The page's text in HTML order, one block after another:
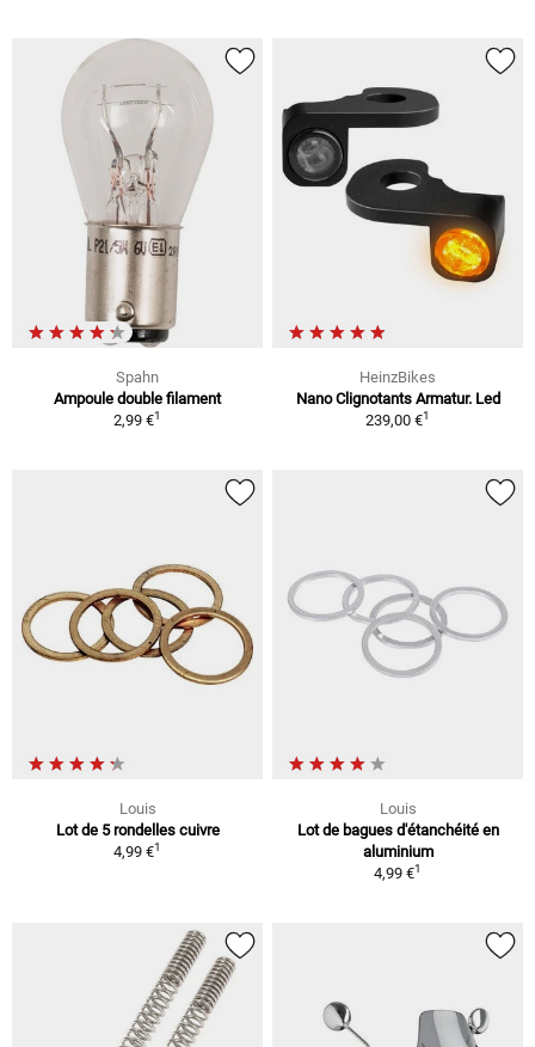
Spahn
Ampoule double filament
2,99 €1
HeinzBikes
Nano Clignotants Armatur. Led
239,00 €1
Louis
Lot de 5 rondelles cuivre
4,99 €1
Louis
Lot de bagues d'étanchéité en
aluminium
4,99 €1